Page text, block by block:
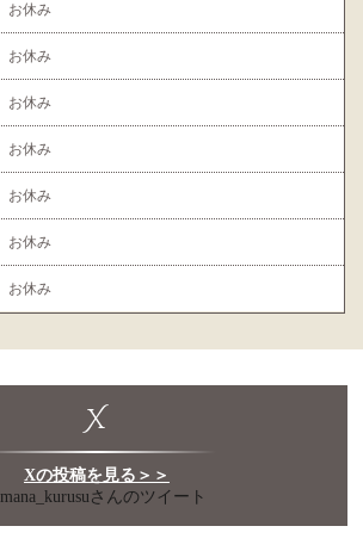
お休み
お休み
お休み
お休み
お休み
お休み
お休み
X
Xの投稿を見る＞＞
さんのツイート